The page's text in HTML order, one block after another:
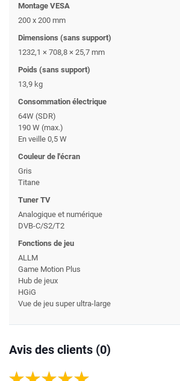
Montage VESA
200 x 200 mm
Dimensions (sans support)
1232,1 × 708,8 × 25,7 mm
Poids (sans support)
13,9 kg
Consommation électrique
64W (SDR)
190 W (max.)
En veille 0,5 W
Couleur de l'écran
Gris
Titane
Tuner TV
Analogique et numérique
DVB-C/S2/T2
Fonctions de jeu
ALLM
Game Motion Plus
Hub de jeux
HGiG
Vue de jeu super ultra-large
Avis des clients (0)